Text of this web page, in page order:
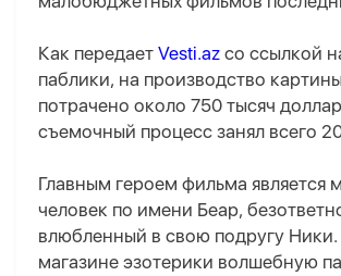
Как передает Vesti.az со ссылкой
паблики, на производство
потрачено около 750 тысяч
съемочный процесс занял всего
Главным героем фильма является
человек по имени Беар,
влюбленный в свою подругу Ники.
магазине эзотерики волшебную